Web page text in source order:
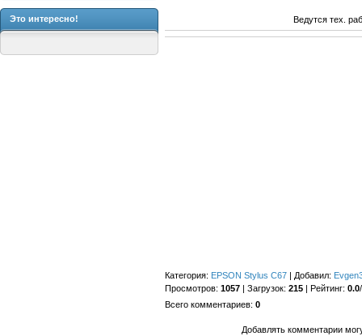
Это интересно! Ведутся тех.
Категория: EPSON Stylus C67 Добавил:
Просмотров: 1057 Загрузок: 215 Рейтинг: 0.0/
Всего комментариев: 0
Добавлять комментарии